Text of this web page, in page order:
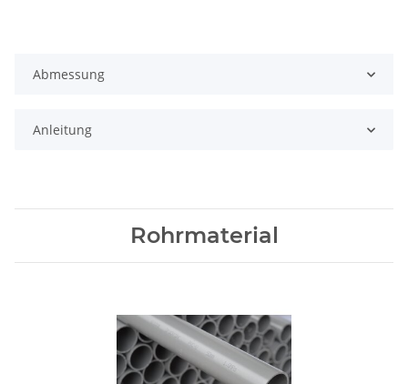
Abmessung
Anleitung
Rohrmaterial